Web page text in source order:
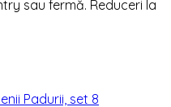
sau fermă. Reduceri la